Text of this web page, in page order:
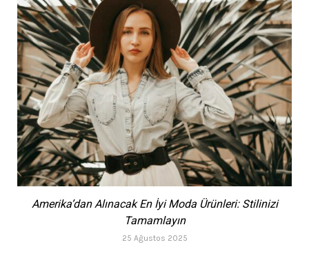
Amerika’dan Alınacak En İyi Moda Ürünleri: Stilinizi
Tamamlayın
25 Ağustos 2025